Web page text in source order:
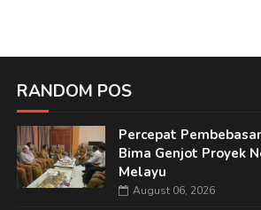
RANDOM POS
Percepat
Bima Genjot Proyek
Melayu
August 06, 2026